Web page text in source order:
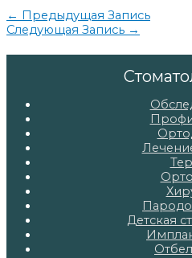
Навигация
по
← Предыдущая Запись
Следующая Запись →
Детская